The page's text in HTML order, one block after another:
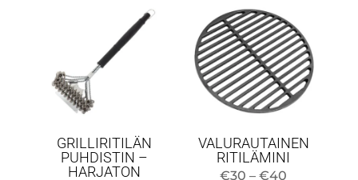
GRILLIRITILÄN
PUHDISTIN –
HARJATON
VALURAUTAINEN
RITILÄMINI
€30 – €40